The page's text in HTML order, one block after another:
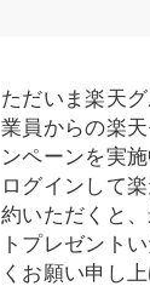
ただいま楽天
業員からの楽
ンペーンを実
ログインして
約いただくと
トプレゼント
くお願い申し